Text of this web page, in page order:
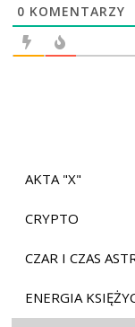
0 KOMENTARZY
AKTA "X"
CRYPTO
CZAR I CZAS
ENERGIA